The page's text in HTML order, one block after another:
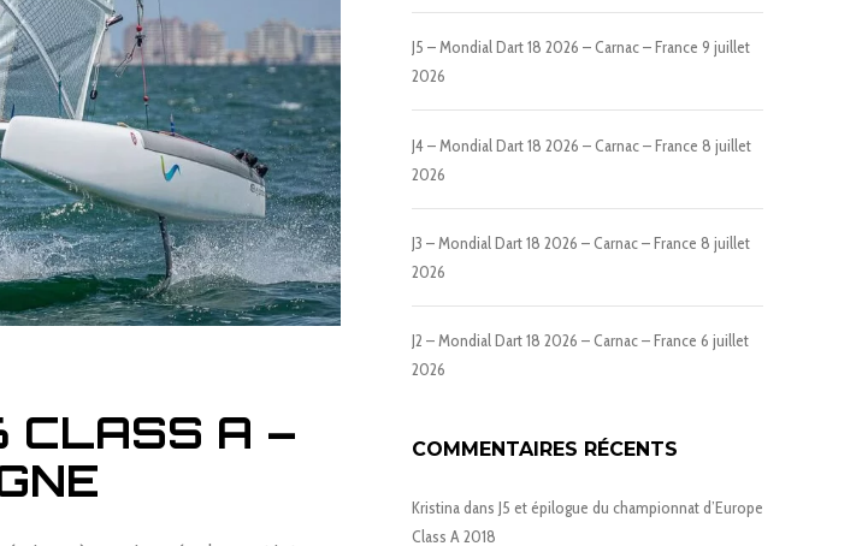
CLASS A –
J5 – Mondial Dart 18 2026 – Carnac – France 9 juillet
2026
J4 – Mondial Dart 18 2026 – Carnac – France 8 juillet
2026
J3 – Mondial Dart 18 2026 – Carnac – France 8 juillet
2026
J2 – Mondial Dart 18 2026 – Carnac – France 6 juillet
2026
COMMENTAIRES RÉCENTS
Kristinadans J5 et épilogue du championnat d’Europe
Class A 2018